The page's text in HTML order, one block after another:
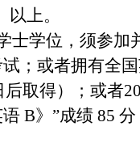
以上。
士学位，须参加
；或者拥有全
后取得）；或者
B》”成绩 85